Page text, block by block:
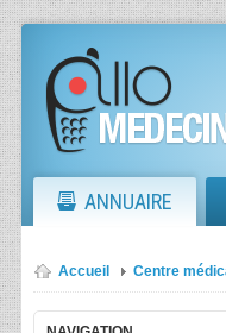
ANNUAIRE
Accueil Centre